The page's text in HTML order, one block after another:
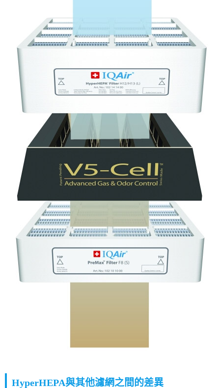
HyperHEPA與其他濾網之間的差異